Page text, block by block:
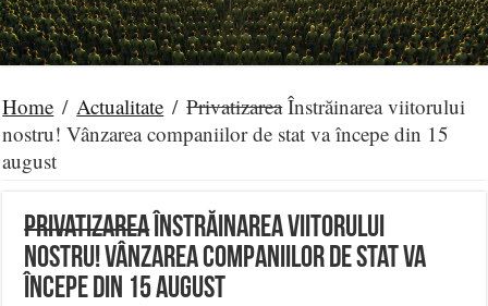
Home / Actualitate / PrivatizareaÎnstrăinarea viitorului
nostru! Vânzarea companiilor de stat va începe din 15
august
PrivatizareaÎnstrăinarea viitorului
nostru! Vânzarea companiilor de stat va
începe din 15 august